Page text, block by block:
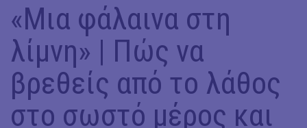
«Μια φάλαινα στη
λίμνη» | Πώς να
βρεθείς από το λάθος
στο σωστό μέρος και